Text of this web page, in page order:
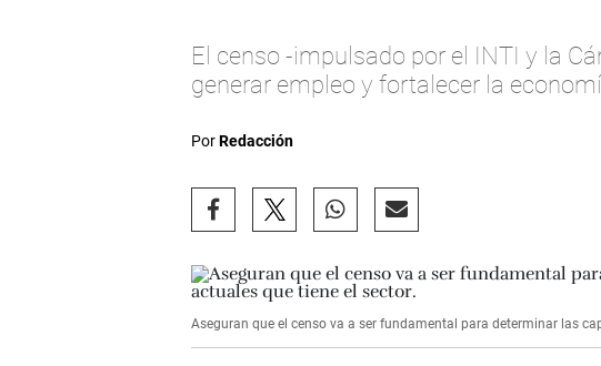
El censo -impulsado por el INTI y la
generar empleo y fortalecer la
PorRedacción
Aseguran que el censo va a ser fundamental para determinar las